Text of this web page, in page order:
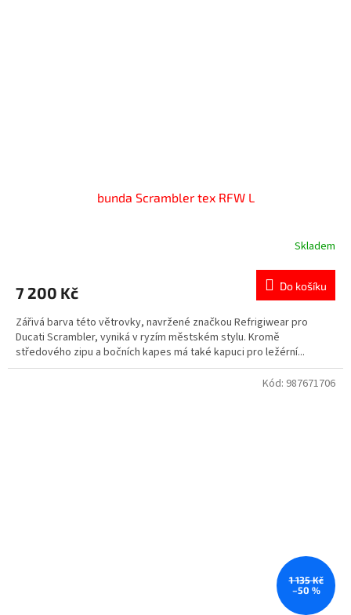
bunda Scrambler tex RFW L
Skladem
7 200 Kč Do košíku
Zářivá barva této větrovky, navržené značkou Refrigiwear pro
Ducati Scrambler, vyniká v ryzím městském stylu. Kromě
středového zipu a bočních kapes má také kapuci pro ležérní...
1 135 Kč
–50 %
Kód: 987671706